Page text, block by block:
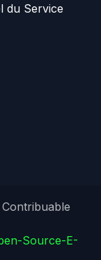
du Service
Source-E-